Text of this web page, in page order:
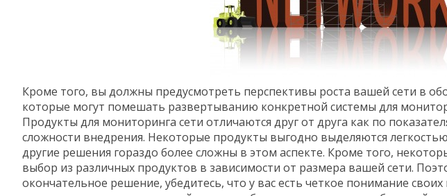
Кроме того, вы должны предусмотреть перспективы роста вашей сети в
которые могут помешать развертыванию конкретной системы для
Продукты для мониторинга сети отличаются друг от друга как по
сложности внедрения. Некоторые продукты выгодно выделяются
другие решения гораздо более сложны в этом аспекте. Кроме того,
выбор из различных продуктов в зависимости от размера вашей сети.
окончательное решение, убедитесь, что у вас есть четкое понимание